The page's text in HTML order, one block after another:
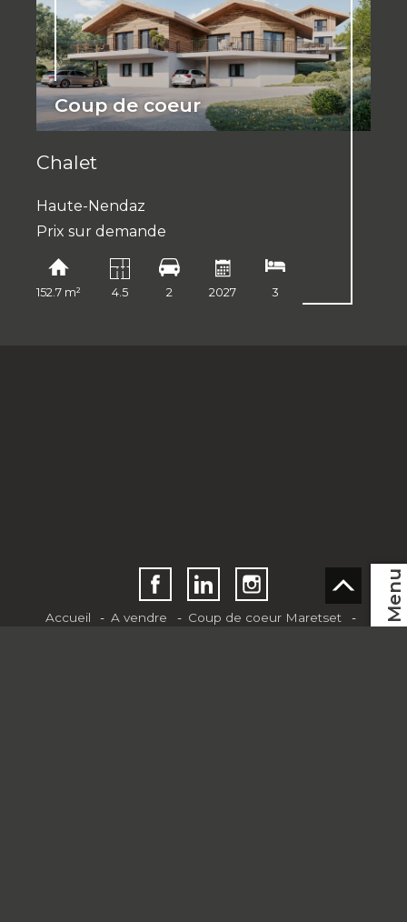
Menu
Coup de coeur
Chalet
Haute-Nendaz
Prix sur demande
152.7 m² 4.5 2 2027 3
Accueil A vendre
Coup de coeur Maretset